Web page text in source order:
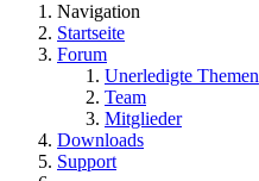
Navigation
Startseite
Forum
Unerledigte Themen
Team
Mitglieder
Downloads
Support